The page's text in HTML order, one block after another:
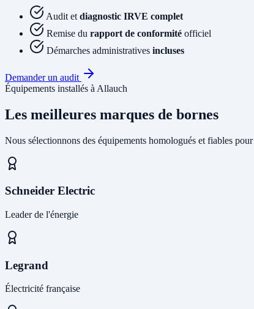
Audit et diagnostic IRVE complet
Remise du rapport de conformité officiel
Démarches administratives incluses
Demander un audit
Équipements installés à Allauch
Les meilleures marques de bornes
Nous sélectionnons des équipements homologués et fiables
Schneider Electric
Leader de l'énergie
Legrand
Électricité française